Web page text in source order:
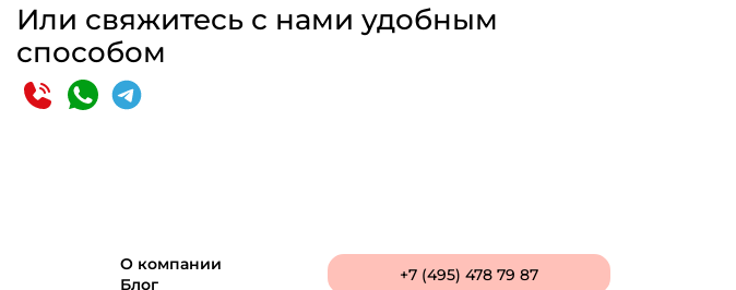
Или свяжитесь с нами удобным
способом
О компании
Блог
+7 (495) 478 79 87